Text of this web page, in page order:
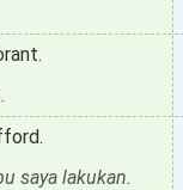
saya lakukan.